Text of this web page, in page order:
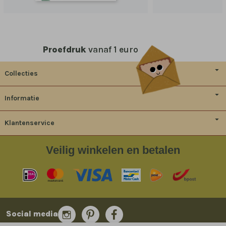
Proefdruk vanaf 1 euro
Collecties
Informatie
Klantenservice
Veilig winkelen en betalen
Social media